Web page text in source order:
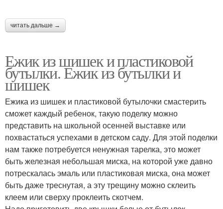
читать дальше →
Ежик из шишек и пластиковой
бутылки. Ежик из бутылки и
шишек
Ежика из шишек и пластиковой бутылочки смастерить
сможет каждый ребенок, такую поделку можно
представить на школьной осенней выставке или
похвастаться успехами в детском саду. Для этой поделки
нам также потребуется ненужная тарелка, это может
быть железная небольшая миска, на которой уже давно
потрескалась эмаль или пластиковая миска, она может
быть даже треснутая, а эту трещину можно склеить
клеем или сверху проклеить скотчем.